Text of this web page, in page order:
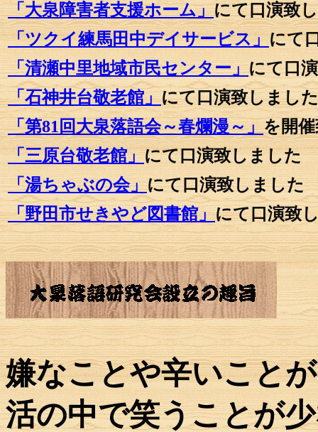
「大泉障害者支援ホーム」にて口演致
「ツクイ練馬田中デイサービス」にて
「清瀬中里地域市民センター」にて口
「石神井台敬老館」にて口演致しました
「第81回大泉落語会～春爛漫～」を開
「三原台敬老館」にて口演致しました
「湯ちゃぶの会」にて口演致しました
「野田市せきやど図書館」にて口演致
嫌なことや辛いこと
活の中で笑うことが